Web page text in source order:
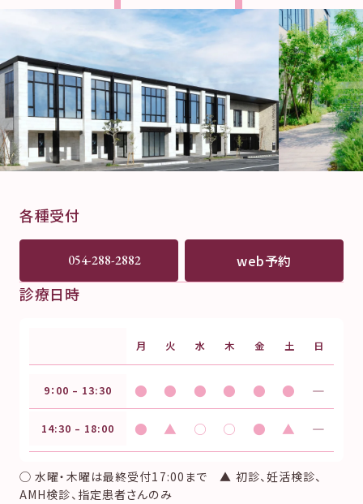
各種受付
054-288-2882 web予約
診療日時
月 火 水 木 金 土 日
9：00 – 13:30 ● ● ● ● ● ● ―
14:30 – 18:00 ● ▲ ○ ○ ● ▲ ―
◯ 水曜・木曜は最終受付17:00まで ▲ 初診、妊活検診、
AMH検診、指定患者さんのみ